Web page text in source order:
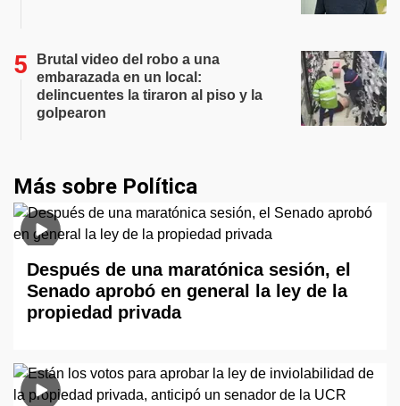
Brutal video del robo a una
embarazada en un local:
delincuentes la tiraron al piso y la
golpearon
Más sobre Política
Después de una maratónica sesión, el
Senado aprobó en general la ley de la
propiedad privada